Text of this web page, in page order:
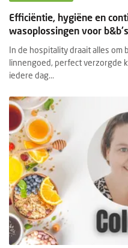
Efficiëntie, hygiëne en
wasoplossingen voor b&b's
In de hospitality draait alles om
linnengoed, perfect verzorgde
iedere dag...